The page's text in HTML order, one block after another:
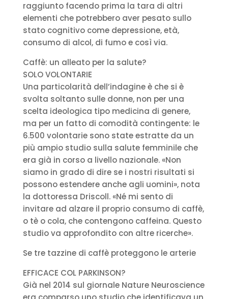
raggiunto facendo prima la tara di altri
elementi che potrebbero aver pesato sullo
stato cognitivo come depressione, età,
consumo di alcol, di fumo e così via.
Caffè: un alleato per la salute?
SOLO VOLONTARIE
Una particolarità dell’indagine è che si è
svolta soltanto sulle donne, non per una
scelta ideologica tipo medicina di genere,
ma per un fatto di comodità contingente: le
6.500 volontarie sono state estratte da un
più ampio studio sulla salute femminile che
era già in corso a livello nazionale. «Non
siamo in grado di dire se i nostri risultati si
possono estendere anche agli uomini», nota
la dottoressa Driscoll. «Né mi sento di
invitare ad alzare il proprio consumo di caffè,
o tè o cola, che contengono caffeina. Questo
studio va approfondito con altre ricerche».
Se tre tazzine di caffè proteggono le arterie
EFFICACE COL PARKINSON?
Già nel 2014 sul giornale Nature Neuroscience